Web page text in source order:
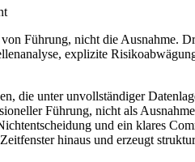
Führung, nicht die
explizite
die unter unvollständiger
Führung, nicht als
und ein klares
hinaus und erzeugt